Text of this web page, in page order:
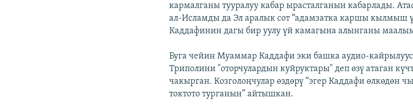
кармалганы тууралуу кабар ырасталганын кабарлады.
ал-Исламды да Эл аралык сот “адамзатка каршы кылмыш
Каддафинин дагы бир уулу үй камагына алынганы
Буга чейин Муаммар Каддафи эки башка аудио-
Триполини "оторчулардын куйруктары" деп өзү атаган
чакырган. Козголоңчулар өздөрү “эгер Каддафи өлкөдөн
токтото турганын” айтышкан.